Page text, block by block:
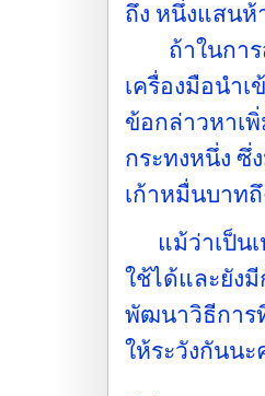
ถึง หนึ่งแสน
ถ้าในการส
เครื่องมือนำ
ข้อกล่าวหาเ
กระทงหนึ่ง ซึ่
เก้าหมื่นบาท
แม้ว่าเป็นเ
ใช้ได้และยัง
พัฒนาวิธีการ
ให้ระวังกันนะ